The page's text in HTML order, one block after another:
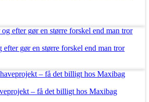
gør en større forskel end man tror
– få det billigt hos Maxibag